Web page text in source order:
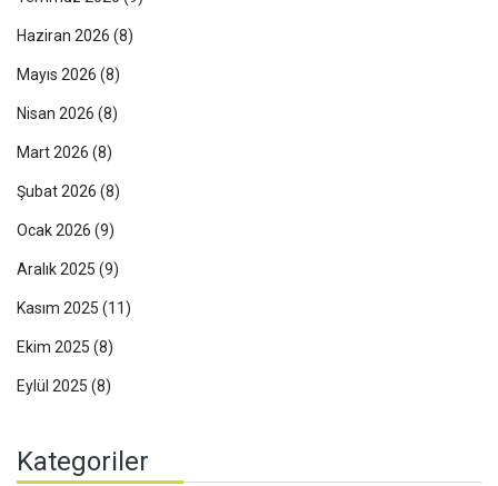
Haziran 2026 (8)
Mayıs 2026 (8)
Nisan 2026 (8)
Mart 2026 (8)
Şubat 2026 (8)
Ocak 2026 (9)
Aralık 2025 (9)
Kasım 2025 (11)
Ekim 2025 (8)
Eylül 2025 (8)
Kategoriler